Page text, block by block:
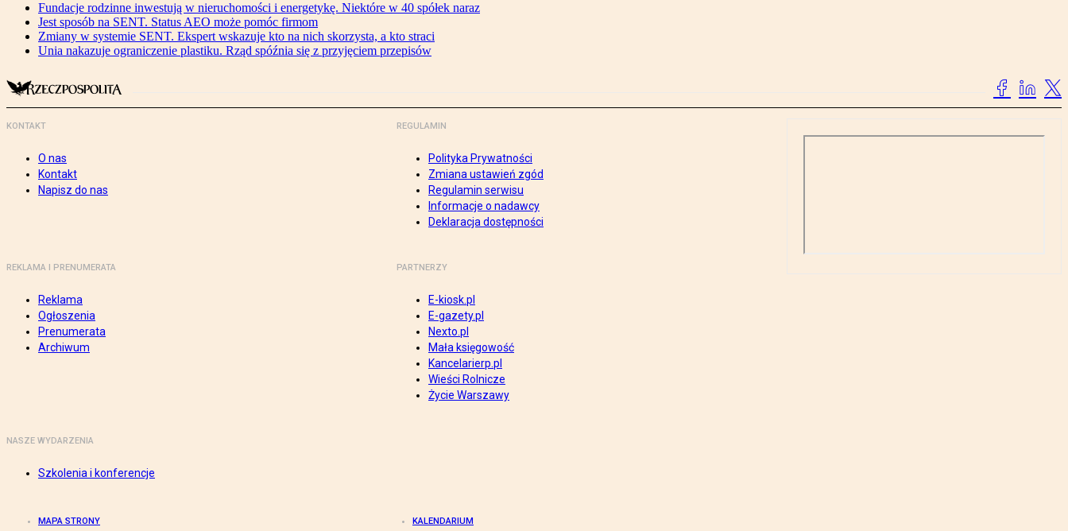
Fundacje rodzinne inwestują w nieruchomości i energetykę. Niektóre w 40 spółek naraz
Jest sposób na SENT. Status AEO może pomóc firmom
Zmiany w systemie SENT. Ekspert wskazuje kto na nich skorzysta, a kto straci
Unia nakazuje ograniczenie plastiku. Rząd spóźnia się z przyjęciem przepisów
KONTAKT
O nas
Kontakt
Napisz do nas
REGULAMIN
Polityka Prywatności
Zmiana ustawień zgód
Regulamin serwisu
Informacje o nadawcy
Deklaracja dostępności
REKLAMA I PRENUMERATA
Reklama
Ogłoszenia
Prenumerata
Archiwum
PARTNERZY
E-kiosk.pl
E-gazety.pl
Nexto.pl
Mała księgowość
Kancelarierp.pl
Wieści Rolnicze
Życie Warszawy
NASZE WYDARZENIA
Szkolenia i konferencje
MAPA STRONY KALENDARIUM